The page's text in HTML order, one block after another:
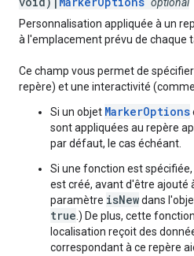
Personnalisation appliquée à un
à l'emplacement prévu de chaque
Ce champ vous permet de
repère) et une interactivité
Si un objet MarkerOptions
sont appliquées au repère
par défaut, le cas échéant.
Si une fonction est
est créé, avant d'être ajouté
paramètre isNewdans
true .) De plus, cette
localisation reçoit des
correspondant à ce repère